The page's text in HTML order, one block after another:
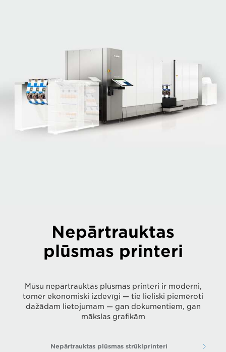
Nepārtrauktas
plūsmas printeri
Mūsu nepārtrauktās plūsmas printeri ir moderni,
tomēr ekonomiski izdevīgi — tie lieliski piemēroti
dažādam lietojumam — gan dokumentiem, gan
mākslas grafikām
Nepārtrauktas plūsmas strūklprinteri